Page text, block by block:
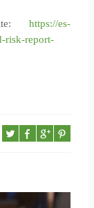
https://es-
risk-report-